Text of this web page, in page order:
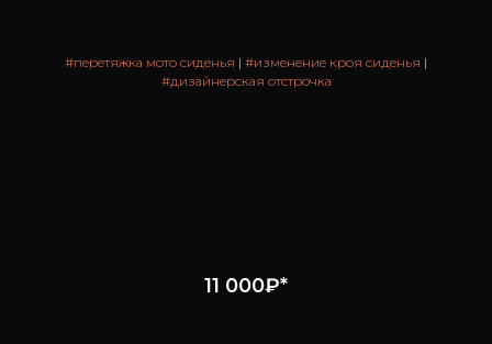
#перетяжка мото сиденья | #изменение кроя сиденья |
#дизайнерская отстрочка
11 000₽*